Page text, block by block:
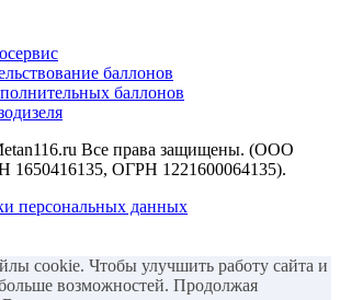
баллонов
баллонов
Все права защищены. (ООО
ОГРН 1221600064135).
персональных данных
cookie. Чтобы улучшить работу сайта и
возможностей. Продолжая